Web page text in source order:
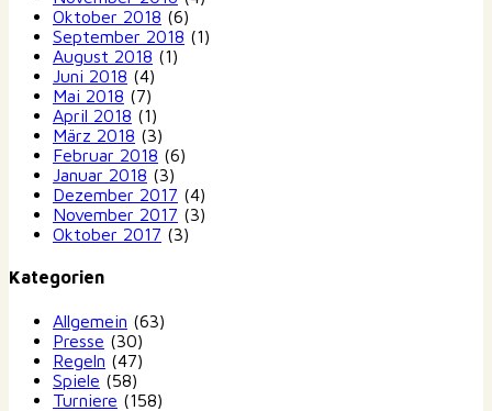
Oktober 2018 (6)
September 2018 (1)
August 2018 (1)
Juni 2018 (4)
Mai 2018 (7)
April 2018 (1)
März 2018 (3)
Februar 2018 (6)
Januar 2018 (3)
Dezember 2017 (4)
November 2017 (3)
Oktober 2017 (3)
Kategorien
Allgemein (63)
Presse (30)
Regeln (47)
Spiele (58)
Turniere (158)